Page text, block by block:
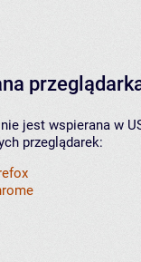
jest wspierana w
przeglądarek: